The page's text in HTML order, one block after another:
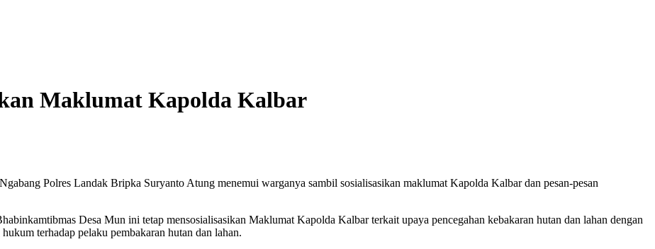
Maklumat Kapolda Kalbar
Polres Landak Bripka Suryanto Atung menemui warganya sambil sosialisasikan maklumat Kapolda Kalbar dan pesan-pesan
Desa Mun ini tetap mensosialisasikan Maklumat Kapolda Kalbar terkait upaya pencegahan kebakaran hutan dan lahan dengan
terhadap pelaku pembakaran hutan dan lahan.